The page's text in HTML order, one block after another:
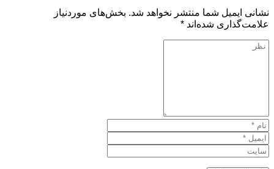
نشانی ایمیل شما منتشر نخواهد شد. بخش‌های موردنیاز
علامت‌گذاری شده‌اند *